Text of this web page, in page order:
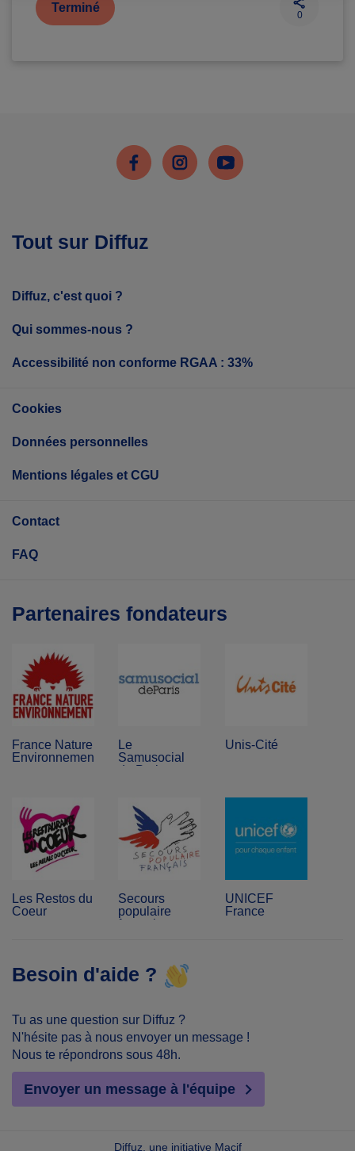
Terminé
0
FacebookInstagramYoutube
Tout sur Diffuz
Diffuz, c'est quoi ?
Qui sommes-nous ?
Accessibilité non conforme RGAA : 33%
Cookies
Données personnelles
Mentions légales et CGU
Contact
FAQ
Partenaires fondateurs
France Nature
Environnement
Le
Samusocial
de Paris
Unis-Cité
Les Restos du
Coeur
Secours
populaire
français
UNICEF
France
Besoin d'aide ?
Tu as une question sur Diffuz ?
N'hésite pas à nous envoyer un message !
Nous te répondrons sous 48h.
Envoyer un message à l'équipe
Diffuz, une initiative Macif